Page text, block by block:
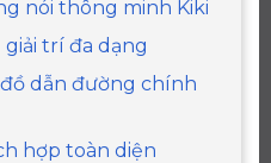
nói thông minh Kiki
trí đa dạng
dẫn đường chính
hợp toàn diện